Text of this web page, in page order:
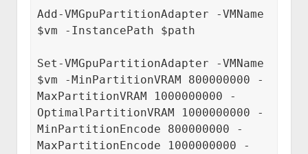
Add-VMGpuPartitionAdapter -VMName
$vm -InstancePath $path
Set-VMGpuPartitionAdapter -VMName
$vm -MinPartitionVRAM 800000000 -
MaxPartitionVRAM 1000000000 -
OptimalPartitionVRAM 1000000000 -
MinPartitionEncode 800000000 -
MaxPartitionEncode 1000000000 -